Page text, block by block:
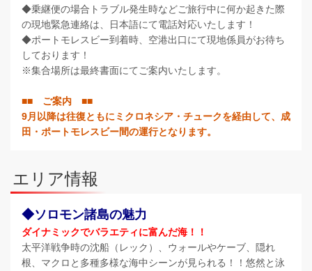
◆乗継便の場合トラブル発生時などご旅行中に何か起きた際
の現地緊急連絡は、日本語にて電話対応いたします！
◆ポートモレスビー到着時、空港出口にて現地係員がお待ち
しております！
※集合場所は最終書面にてご案内いたします。
■■ ご案内 ■■
9月以降は往復ともにミクロネシア・チュークを経由して、成
田・ポートモレスビー間の運行となります。
エリア情報
◆ソロモン諸島の魅力
ダイナミックでバラエティに富んだ海！！
太平洋戦争時の沈船（レック）、ウォールやケーブ、隠れ
根、マクロと多種多様な海中シーンが見られる！！悠然と泳